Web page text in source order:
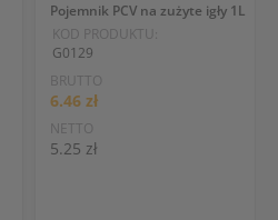
Pojemnik PCV na zużyte igły 1L
KOD PRODUKTU:
G0129
BRUTTO
6.46 zł
NETTO
5.25 zł